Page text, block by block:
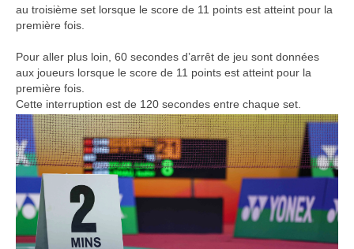
au troisième set lorsque le score de 11 points est atteint pour la
première fois.
Pour aller plus loin, 60 secondes d’arrêt de jeu sont données
aux joueurs lorsque le score de 11 points est atteint pour la
première fois.
Cette interruption est de 120 secondes entre chaque set.